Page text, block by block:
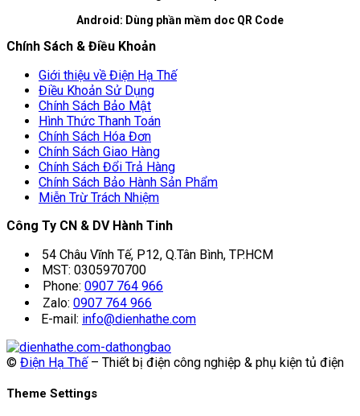
Android: Dùng phần mềm doc QR Code
Chính Sách & Điều Khoản
Giới thiệu về Điện Hạ Thế
Điều Khoản Sử Dụng
Chính Sách Bảo Mật
Hình Thức Thanh Toán
Chính Sách Hóa Đơn
Chính Sách Giao Hàng
Chính Sách Đổi Trả Hàng
Chính Sách Bảo Hành Sản Phẩm
Miễn Trừ Trách Nhiệm
Công Ty CN & DV Hành Tinh
54 Châu Vĩnh Tế, P12, Q.Tân Bình, TP.HCM
MST: 0305970700
Phone: 0907 764 966
Zalo: 0907 764 966
E-mail: info@dienhathe.com
© Điện Hạ Thế– Thiết bị điện công nghiệp & phụ kiện tủ điện
Theme Settings